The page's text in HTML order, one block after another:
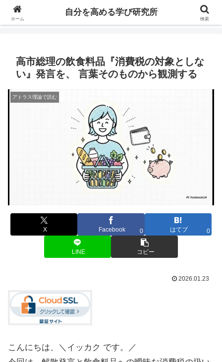
自分の価値を高めるための学びについて研究し、セミナーや情報（ブログ、動
高市総理の飲食料品『消費税の対象としな
い』発言を、 言葉そのものから観測する
アトラス理論で読む
X Facebook 0 はてブ 0
LINE コピー
2026.01.23
こんにちは、＼イッカク です。／
ホーム
自分を高める学び研究所
検索